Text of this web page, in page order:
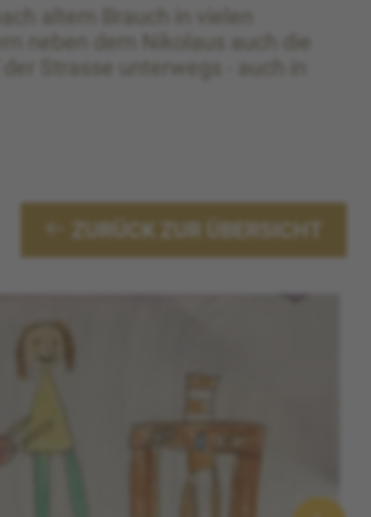
altem Brauch in vielen
neben dem Nikolaus auch die
Strasse unterwegs - auch in
ZURÜCK ZUR ÜBERSICHT